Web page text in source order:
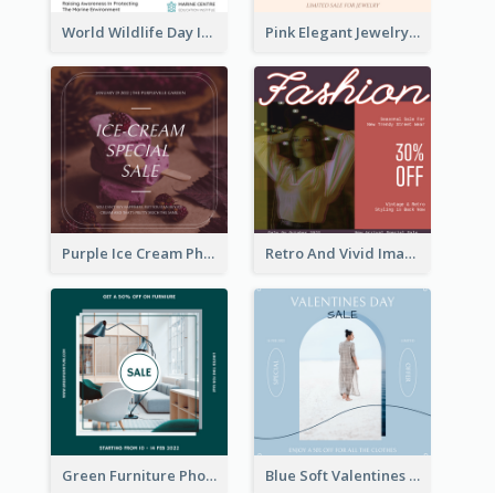
World Wildlife Day Instagram Post Pink Elegant Jewelry Sale Valentines Day Instagram Post
Purple Ice Cream Photo Dessert Sale Instagram Post Retro And Vivid Image Instagram Post Design Idea
Green Furniture Photo Furniture Sale Instagram Post Blue Soft Valentines Day Limited Sale Instagram Post